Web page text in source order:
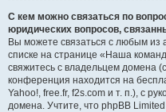
С кем можно связаться по
юридических вопросов,
Вы можете связаться с любым из
списке на странице «Наша
свяжитесь с владельцем домена
конференция находится на
Yahoo!, free.fr, f2s.com и т. п.), с
домена. Учтите, что phpBB Limited